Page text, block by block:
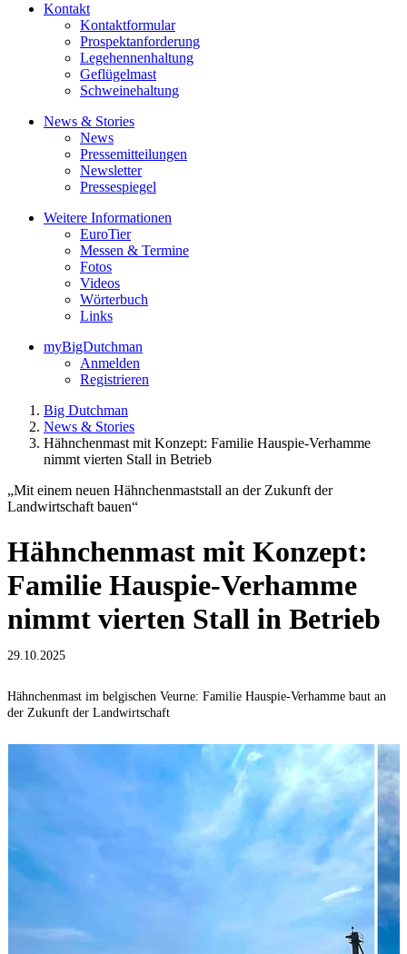
Kontakt
Kontaktformular
Prospektanforderung
Legehennenhaltung
Geflügelmast
Schweinehaltung
News & Stories
News
Pressemitteilungen
Newsletter
Pressespiegel
Weitere Informationen
EuroTier
Messen & Termine
Fotos
Videos
Wörterbuch
Links
myBigDutchman
Anmelden
Registrieren
Big Dutchman
News & Stories
Hähnchenmast mit Konzept: Familie Hauspie-Verhamme
nimmt vierten Stall in Betrieb
„Mit einem neuen Hähnchenmaststall an der Zukunft der
Landwirtschaft bauen“
Hähnchenmast mit Konzept:
Familie Hauspie-Verhamme
nimmt vierten Stall in Betrieb
29.10.2025
Hähnchenmast im belgischen Veurne: Familie Hauspie-Verhamme baut an
der Zukunft der Landwirtschaft